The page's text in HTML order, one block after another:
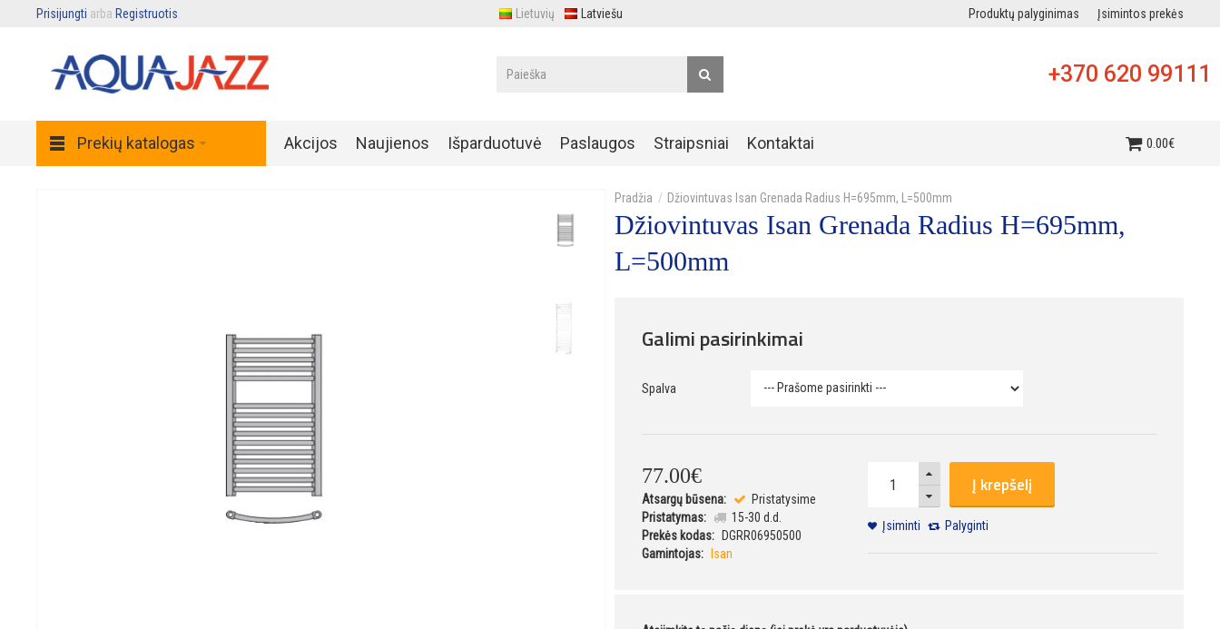
Prisijungti arba Registruotis Lietuvių Latviešu Produktų palyginimas Įsimintos prekės
+370 620 99111
Prekių katalogas Akcijos Naujienos Išparduotuvė Paslaugos Straipsniai Kontaktai 0.00€
Džiovintuvas Isan Grenada Radius H=695mm, L=500mm
Džiovintuvas Isan Grenada Radius H=695mm,
L=500mm
Galimi pasirinkimai
Spalva
77.00€
Atsargų būsena:
Pristatysime
Pristatymas:
15-30 d.d.
Prekės kodas:
DGRR06950500
Gamintojas:
Isan
Į krepšelį
Įsiminti Palyginti